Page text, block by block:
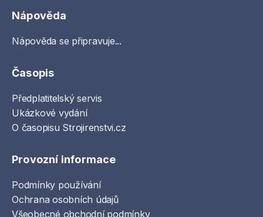
Nápověda
Nápověda se připravuje...
Časopis
Předplatitelský servis
Ukázkové vydání
O časopisu Strojirenstvi.cz
Provozní informace
Podmínky používání
Ochrana osobních údajů
Všeobecné obchodní podmínky